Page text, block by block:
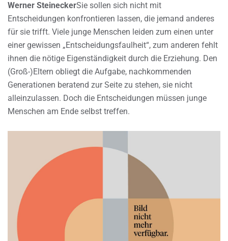
Werner SteineckerSie sollen sich nicht mit
Entscheidungen konfrontieren lassen, die jemand anderes
für sie trifft. Viele junge Menschen leiden zum einen unter
einer gewissen „Entscheidungsfaulheit“, zum anderen fehlt
ihnen die nötige Eigenständigkeit durch die Erziehung. Den
(Groß-)Eltern obliegt die Aufgabe, nachkommenden
Generationen beratend zur Seite zu stehen, sie nicht
alleinzulassen. Doch die Entscheidungen müssen junge
Menschen am Ende selbst treffen.